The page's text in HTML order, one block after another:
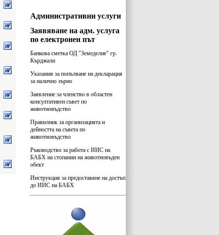
Административни услуги
Заявяване на адм. услуга
по електронен път
Банкова сметка ОД "Земеделие" гр.
Кърджали
Указания за попълване на декларация
за налично зърно
Заявление за членство в областен
консултативен съвет по
животновъдство
Правилник за организацията и
дейността на съвета по
животновъдство
Ръководство за работа с ИИС на
БАБХ на стопанин на животновъден
обект
Инструкция за предоставяне на достъп
до ИИС на БАБХ